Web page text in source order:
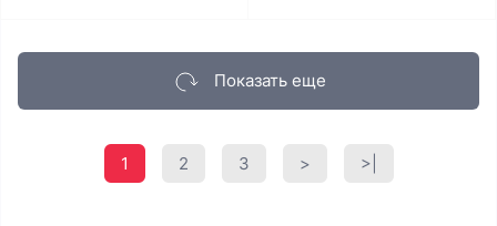
Показать еще
1 2 3 > >|